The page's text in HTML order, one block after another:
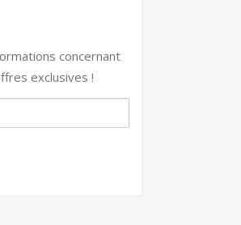
concernant
exclusives !